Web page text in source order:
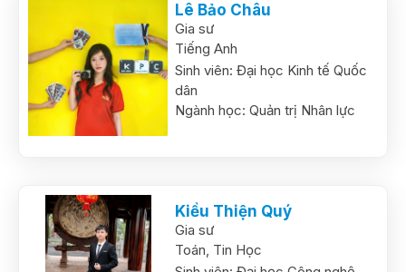
Lê Bảo Châu
Gia sư
Tiếng Anh
Sinh viên: Đại học Kinh tế Quốc
dân
Ngành học: Quản trị Nhân lực
Kiều Thiện Quý
Gia sư
Toán, Tin Học